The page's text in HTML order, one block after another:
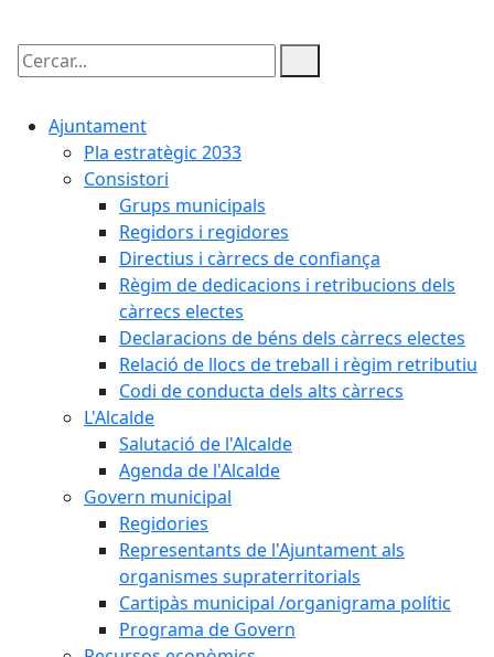
Cercar:
Ajuntament
Pla estratègic 2033
Consistori
Grups municipals
Regidors i regidores
Directius i càrrecs de confiança
Règim de dedicacions i retribucions dels
càrrecs electes
Declaracions de béns dels càrrecs electes
Relació de llocs de treball i règim retributiu
Codi de conducta dels alts càrrecs
L'Alcalde
Salutació de l'Alcalde
Agenda de l'Alcalde
Govern municipal
Regidories
Representants de l'Ajuntament als
organismes supraterritorials
Cartipàs municipal /organigrama polític
Programa de Govern